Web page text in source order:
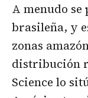
A menudo se
brasileña, y
zonas
distribución
Science lo